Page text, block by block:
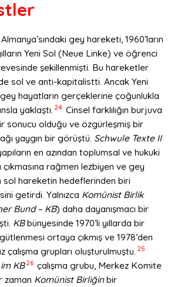
gey hareketi, 1960’ların
Yeni Sol (Neue Linke) ve öğrenci
şekillenmişti. Bu hareketler
sol ve anti-kapitalistti. Ancak Yeni
hayatların gerçeklerine çoğunlukla
yaklaştı. 24 Cinsel farklılığın burjuva
sonucu olduğu ve özgürleşmiş bir
yaygın bir görüştü. Schwule Texte II
en azından toplumsal ve hukuki
çıkmasına rağmen lezbiyen ve gey
sol hareketin hedeflerinden biri
getirdi. Yalnızca Komünist Birlik
Bund – KB) daha dayanışmacı bir
KBbünyesinde 1970’li yıllarda bir
ortaya çıkmış ve 1978’den
çalışma grupları oluşturulmuştu. 25
KB26 çalışma grubu, Merkez Komite
zaman Komünist Birliğinbir